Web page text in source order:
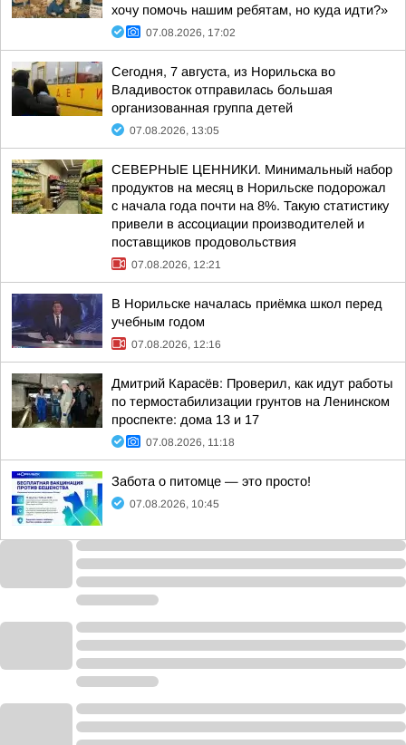
хочу помочь нашим ребятам, но куда идти?»
07.08.2026, 17:02
Сегодня, 7 августа, из Норильска во
Владивосток отправилась большая
организованная группа детей
07.08.2026, 13:05
СЕВЕРНЫЕ ЦЕННИКИ. Минимальный набор
продуктов на месяц в Норильске подорожал
с начала года почти на 8%. Такую статистику
привели в ассоциации производителей и
поставщиков продовольствия
07.08.2026, 12:21
В Норильске началась приёмка школ перед
учебным годом
07.08.2026, 12:16
Дмитрий Карасёв: Проверил, как идут работы
по термостабилизации грунтов на Ленинском
проспекте: дома 13 и 17
07.08.2026, 11:18
Забота о питомце — это просто!
07.08.2026, 10:45